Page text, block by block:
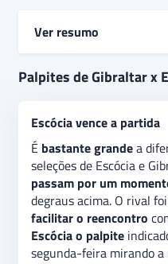
Ver resumo
A modestíssima
casa em ordem para a
2024/2025. Os
sete partidas sem
confiança de seus
Euro da Alemanha. O
a indicação para o
mercado gols acima/
opção acima de 1,75
Palpites de Gibraltar x
Escócia vence a partida
É bastante grandea
seleções de Escócia e
passam por um
degraus acima. O rival
facilitar o reencontro
Escócia o palpite
segunda-feira mirando